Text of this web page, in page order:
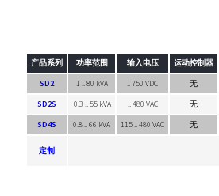
产品系列 功率范围 输入电压 运动控制器
SD2
1 .. 80 kVA .. 750 VDC 无
SD2S
0.3 .. 55 kVA .. 480 VAC 无
SD4S
0.8 .. 66 kVA 115 .. 480 VAC 无
定制